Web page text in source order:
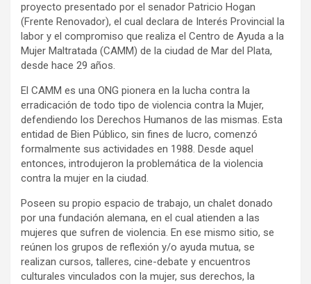
proyecto presentado por el senador Patricio Hogan
(Frente Renovador), el cual declara de Interés Provincial la
labor y el compromiso que realiza el Centro de Ayuda a la
Mujer Maltratada (CAMM) de la ciudad de Mar del Plata,
desde hace 29 años.
El CAMM es una ONG pionera en la lucha contra la
erradicación de todo tipo de violencia contra la Mujer,
defendiendo los Derechos Humanos de las mismas. Esta
entidad de Bien Público, sin fines de lucro, comenzó
formalmente sus actividades en 1988. Desde aquel
entonces, introdujeron la problemática de la violencia
contra la mujer en la ciudad.
Poseen su propio espacio de trabajo, un chalet donado
por una fundación alemana, en el cual atienden a las
mujeres que sufren de violencia. En ese mismo sitio, se
reúnen los grupos de reflexión y/o ayuda mutua, se
realizan cursos, talleres, cine-debate y encuentros
culturales vinculados con la mujer, sus derechos, la